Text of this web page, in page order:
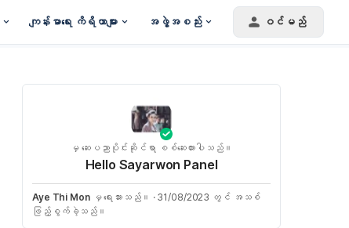
ကျန်းမာရေး ကိရိယာများ အဖွဲ့အစည်း ဝင်မည်
မှ ဆေးပညာပိုင်းဆိုင်ရာ စစ်ဆေးထားပါသည်။
Hello Sayarwon Panel
Aye Thi Monမှ ရေးသားသည်။ · 31/08/2023 တွင် အသစ်
ဖြည့်စွက်ခဲ့သည်။